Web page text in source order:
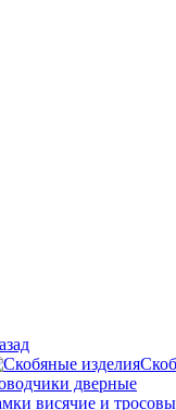
дверные
висячие и